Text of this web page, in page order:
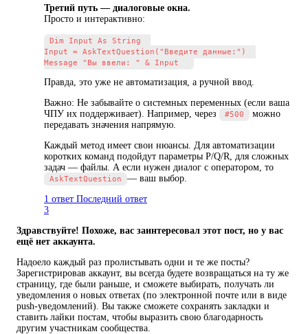
Третий путь — диалоговые окна.
Просто и интерактивно:
Dim Input As String
Input = AskTextQuestion("Введите данные:")
Правда, это уже не автоматизация, а ручной ввод.
Важно: Не забывайте о системных переменных (если ваша
ЧПУ их поддерживает). Например, через
#500
можно
передавать значения напрямую.
Каждый метод имеет свои нюансы. Для автоматизации
коротких команд подойдут параметры P/Q/R, для сложных
задач — файлы. А если нужен диалог с оператором, то
AskTextQuestion
— ваш выбор.
1 ответ Последний ответ
3
Здравствуйте! Похоже, вас заинтересовал этот пост, но у вас
ещё нет аккаунта.
Надоело каждый раз пролистывать одни и те же посты?
Зарегистрировав аккаунт, вы всегда будете возвращаться на ту же
страницу, где были раньше, и сможете выбирать, получать ли
уведомления о новых ответах (по электронной почте или в виде
push-уведомлений). Вы также сможете сохранять закладки и
ставить лайки постам, чтобы выразить свою благодарность
другим участникам сообщества.